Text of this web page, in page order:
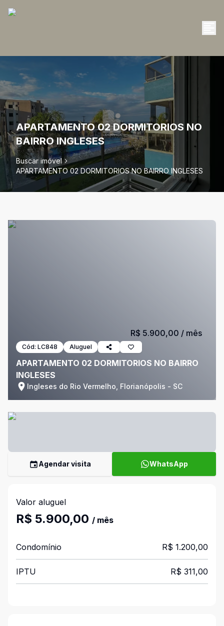
APARTAMENTO 02 DORMITORIOS NO
BAIRRO INGLESES
Buscar imóvel
APARTAMENTO 02 DORMITORIOS NO BAIRRO INGLESES
Cód: LC848 Aluguel
APARTAMENTO 02 DORMITORIOS NO BAIRRO
INGLESES
Ingleses do Rio Vermelho, Florianópolis - SC
R$ 5.900,00 / mês
Agendar visita WhatsApp
Valor aluguel
R$ 5.900,00 / mês
Condomínio R$ 1.200,00
IPTU R$ 311,00